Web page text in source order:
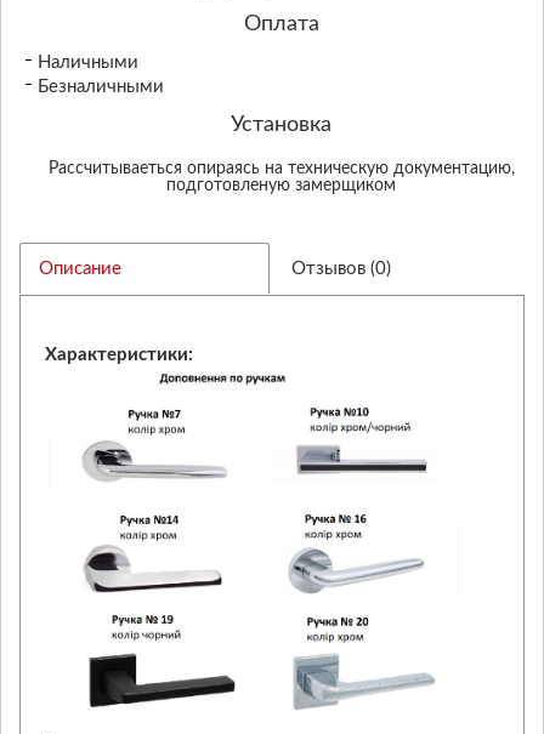
Оплата
Наличными
Безналичными
Установка
Рассчитываеться опираясь на техническую документацию,
подготовленую замерщиком
Описание Отзывов (0)
Характеристики: